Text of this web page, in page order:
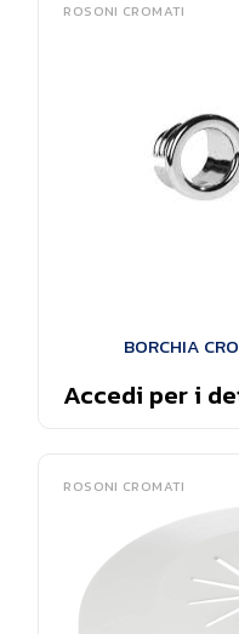
ROSONI CROMATI
BORCHIA
Accedi per i
ROSONI CROMATI